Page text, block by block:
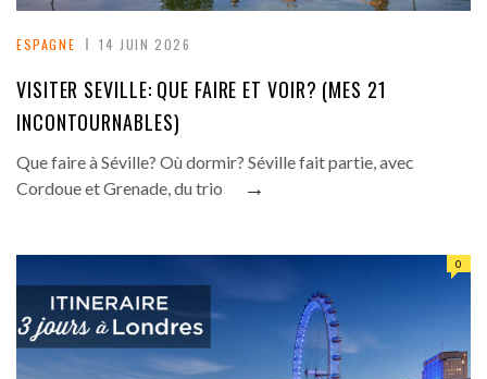
ESPAGNE 14 JUIN 2026
VISITER SEVILLE: QUE FAIRE ET VOIR? (MES 21
INCONTOURNABLES)
Que faire à Séville? Où dormir? Séville fait partie, avec
Cordoue et Grenade, du trio
→
0